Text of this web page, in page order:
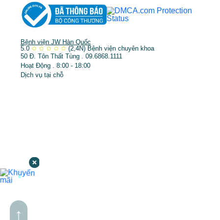
↑
Bệnh viện JW Hàn Quốc
5.0 ✩ ✩ ✩ ✩ ✩ (2,4N) Bệnh viện chuyên khoa
50 Đ. Tôn Thất Tùng . 09.6868.1111
Hoạt Động . 8:00 - 18:00
Dịch vụ tại chỗ